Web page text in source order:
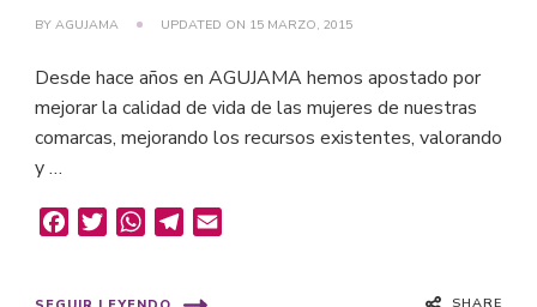
BY AGUJAMA UPDATED ON 15 MARZO, 2015
Desde hace años en AGUJAMA hemos apostado por
mejorar la calidad de vida de las mujeres de nuestras
comarcas, mejorando los recursos existentes, valorando
y …
FacebookTwitterWhatsAppTelegram
SHARE